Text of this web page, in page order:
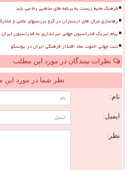
فرهنگ محیط زیست به برنامه های مذهبی راه می یابد
رهاسازی مرال های ارسباران در گرو بررسیهای علمی و
پیام تبریک فدراسیون جهانی تیراندازی به فدراسیون ایران
ثبت جهانی الموت نماد اقتدار فرهنگی ایران در یونسکو
نظرات بینندگان در مورد این مطلب
نظر شما در مورد این
نام:
ایمیل:
نظر: